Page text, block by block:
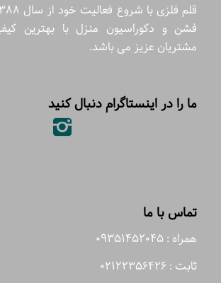
فشن و دکوراسیون منزل با بهترین
مشتریان عزیز می باشد.
ما را در اینستاگرام دنبال کنید
تماس با ما
همراه : 09351452045
ثابت : 02122356426